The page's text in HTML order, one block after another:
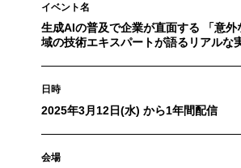
イベント名
生成AIの普及で企業が直面する 「意外
域の技術エキスパートが語るリアルな
日時
2025年3月12日(水) から1年間配信
会場